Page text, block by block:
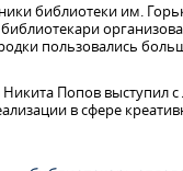
библиотеки им.
пользовались
Попов выступил
в сфере